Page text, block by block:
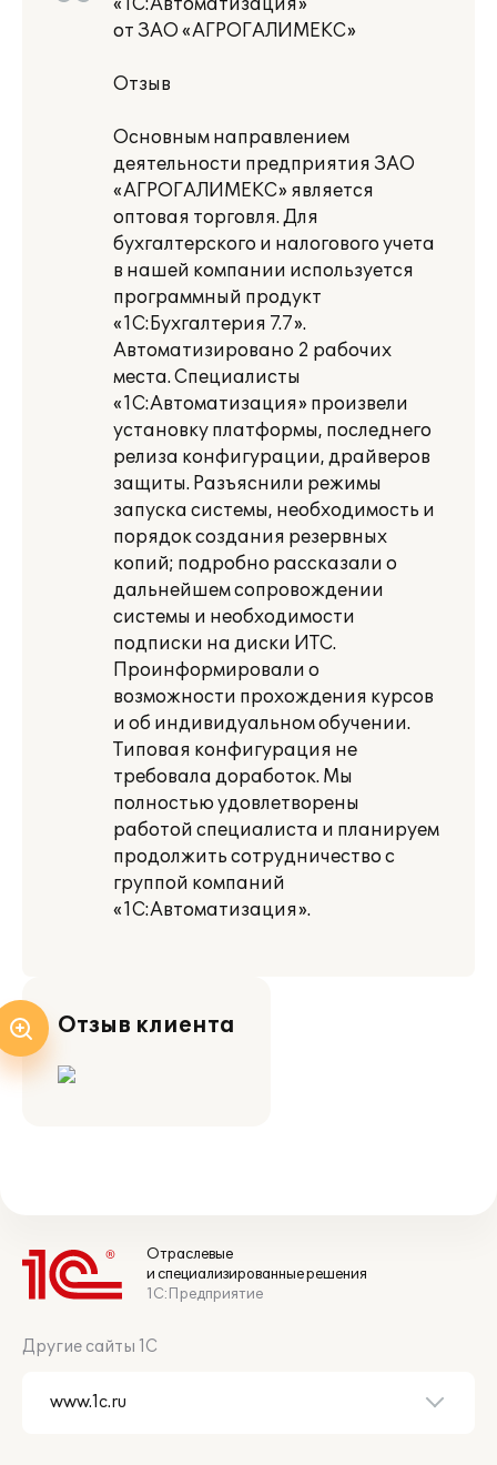
«1С:Автоматизация»
от ЗАО «АГРОГАЛИМЕКС»
Отзыв
Основным направлением
деятельности предприятия ЗАО
«АГРОГАЛИМЕКС» является
оптовая торговля. Для
бухгалтерского и налогового учета
в нашей компании используется
программный продукт
«1C:Бухгалтерия 7.7».
Автоматизировано 2 рабочих
места. Специалисты
«1С:Автоматизация» произвели
установку платформы, последнего
релиза конфигурации, драйверов
защиты. Разъяснили режимы
запуска системы, необходимость и
порядок создания резервных
копий; подробно рассказали о
дальнейшем сопровождении
системы и необходимости
подписки на диски ИТС.
Проинформировали о
возможности прохождения курсов
и об индивидуальном обучении.
Типовая конфигурация не
требовала доработок. Мы
полностью удовлетворены
работой специалиста и планируем
продолжить сотрудничество с
группой компаний
«1С:Автоматизация».
Отзыв клиента
Отраслевые
и специализированные решения
1С:Предприятие
Другие сайты 1С